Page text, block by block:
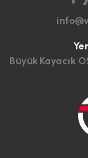
Büyük Kayacık